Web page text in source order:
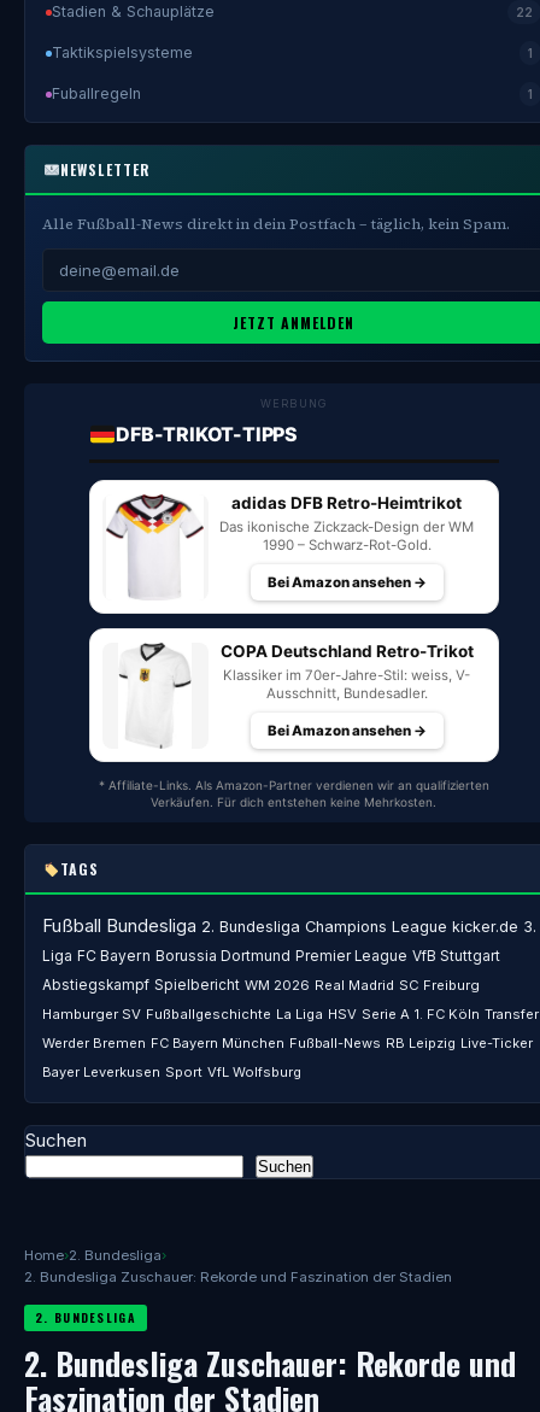
Home›2. Bundesliga›
2. Bundesliga Zuschauer: Rekorde und Faszination der Stadien
2. BUNDESLIGA
2. Bundesliga Zuschauer: Rekorde und
Faszination der Stadien
Stadien & Schauplätze 22
Taktikspielsysteme 1
Fuballregeln 1
NEWSLETTER
Alle Fußball-News direkt in dein Postfach – täglich, kein Spam.
JETZT ANMELDEN
WERBUNG
DFB-TRIKOT-TIPPS
adidas DFB Retro-Heimtrikot
Das ikonische Zickzack-Design der WM
1990 – Schwarz-Rot-Gold.
Bei Amazon ansehen →
COPA Deutschland Retro-Trikot
Klassiker im 70er-Jahre-Stil: weiss, V-
Ausschnitt, Bundesadler.
Bei Amazon ansehen →
* Affiliate-Links. Als Amazon-Partner verdienen wir an qualifizierten
Verkäufen. Für dich entstehen keine Mehrkosten.
TAGS
Fußball Bundesliga 2. Bundesliga Champions League kicker.de 3.
Liga FC Bayern Borussia Dortmund Premier League VfB Stuttgart
Abstiegskampf Spielbericht WM 2026 Real Madrid SC Freiburg
Hamburger SV Fußballgeschichte La Liga HSV Serie A 1. FC Köln Transfer
Werder Bremen FC Bayern München Fußball-News RB Leipzig Live-Ticker
Bayer Leverkusen Sport VfL Wolfsburg
Suchen
Suchen